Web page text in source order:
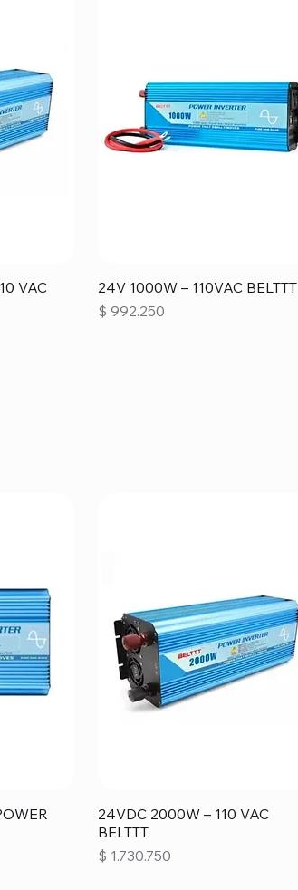
VAC
24V 1000W – 110VAC BELTTT
Precio
$ 992.250
24VDC 2000W – 110 VAC
BELTTT
Precio
$ 1.730.750